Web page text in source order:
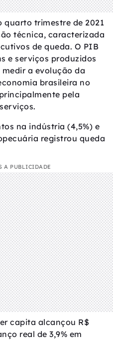
trimestre de 2021
técnica, caracterizada
de queda. O PIB
e serviços produzidos
a evolução da
brasileira no
pela
na indústria (4,5%) e
registrou queda
A PUBLICIDADE
capita alcançou R$
real de 3,9% em